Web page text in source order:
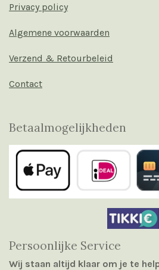
Privacy policy
Algemene voorwaarden
Verzend & Retourbeleid
Contact
Betaalmogelijkheden
Persoonlijke Service
Wij staan altijd klaar om je te